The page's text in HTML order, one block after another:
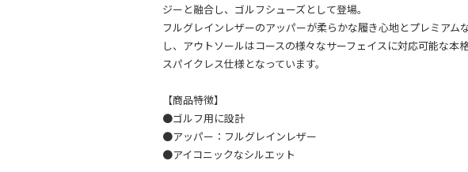
ジーと融合し、ゴルフシューズとして登場。
フルグレインレザーのアッパーが柔らかな履き心地とプレミアム
し、アウトソールはコースの様々なサーフェイスに対応可能な本
スパイクレス仕様となっています。
【商品特徴】
●ゴルフ用に設計
●アッパー：フルグレインレザー
●アイコニックなシルエット